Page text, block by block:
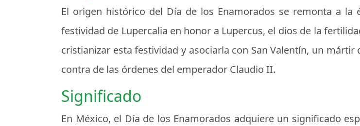
El origen histórico del Día de los Enamorados se remonta a la
festividad de Lupercalia en honor a Lupercus, el dios de la
cristianizar esta festividad y asociarla con San Valentín, un
contra de las órdenes del emperador Claudio II.
Significado
En México, el Día de los Enamorados adquiere un significado